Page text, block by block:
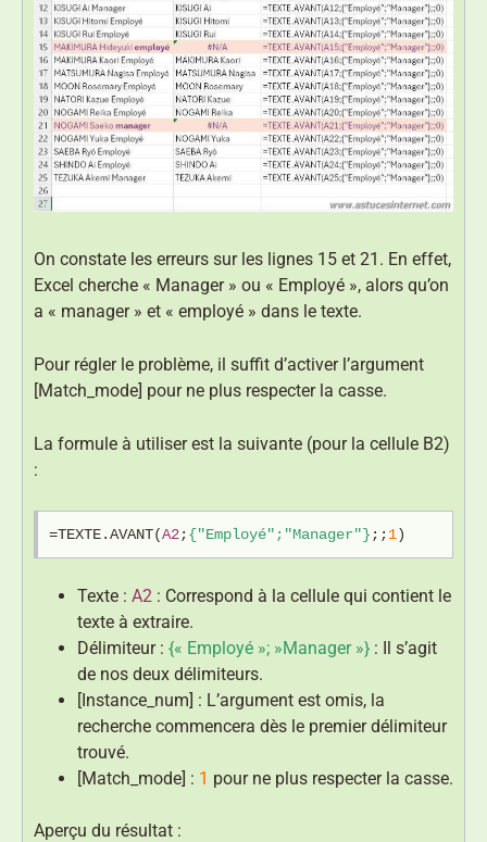
On constate les erreurs sur les lignes 15 et 21. En effet,
Excel cherche « Manager » ou « Employé », alors qu’on
a « manager » et « employé » dans le texte.
Pour régler le problème, il suffit d’activer l’argument
[Match_mode] pour ne plus respecter la casse.
La formule à utiliser est la suivante (pour la cellule B2)
:
=TEXTE.AVANT(A2;{"Employé";"Manager"} ;;1)
Texte : A2 : Correspond à la cellule qui contient le
texte à extraire.
Délimiteur : {« Employé »; »Manager »} : Il s’agit
de nos deux délimiteurs.
[Instance_num] : L’argument est omis, la
recherche commencera dès le premier délimiteur
trouvé.
[Match_mode] : 1 pour ne plus respecter la casse.
Aperçu du résultat :